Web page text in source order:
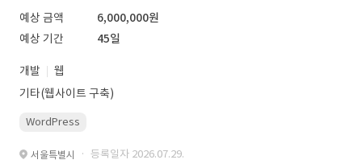
예상 금액
6,000,000원
예상 기간
45일
개발
웹
기타(웹사이트 구축)
WordPress
서울특별시 · 등록일자 2026.07.29.